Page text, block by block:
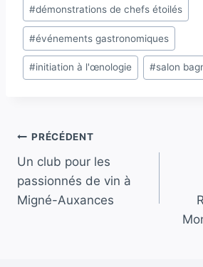
la
publication :
#démonstrations de chefs étoilés
#événements gastronomiques
#initiation à l'œnologie #salon
Navigation
de
l’article
PRÉCÉDENT
Un club pour les
passionnés de vin à
Migné-Auxances